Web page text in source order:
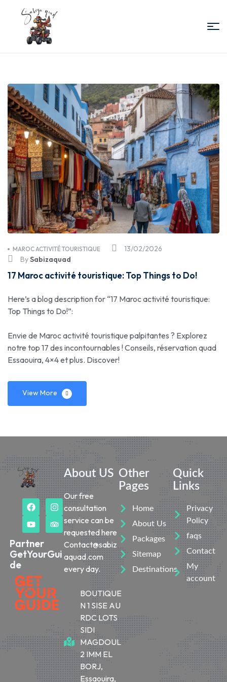
Quad
Essaouira
13/02/2026
MAROC ACTIVITÉ TOURISTIQUE
BySabizaquad
17 Maroc activité touristique: Top Things to Do!
Here’s a blog description for “17 Maroc activité touristique:
Top Things to Do!”:
Envie de Maroc activité touristique palpitantes ? Explorez
notre top 17 des incontournables ! Conseils, réservation quad
Essaouira, 4×4 et plus. Discover!
View More
Partner
GetYourGui
de
About US
Our free
consultation
service can be
requested here
Contact@sabiz
aquad.com
every day.
BOUTIQUE
N 1 SISE AU
RDC LOTS
SIDI
MAGDOUL
2 IMM EL
BORJ,
Essaouira,
Other
Pages
Home
About Us
Packages
Sitemap
Destinations
Quick
Links
Privacy
Policy
faqs
Contact
My
account